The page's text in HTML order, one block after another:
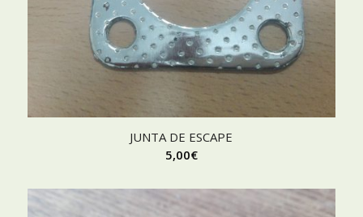
JUNTA DE ESCAPE
5,00€